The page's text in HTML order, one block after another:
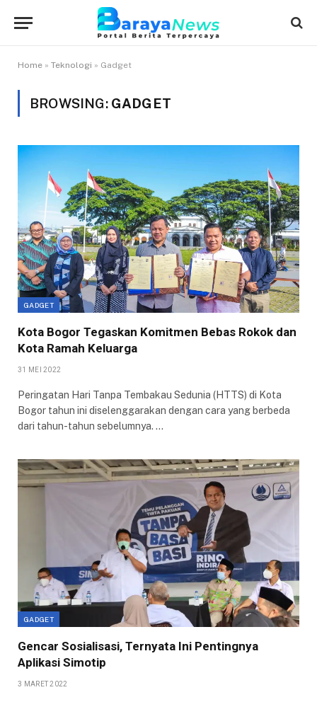
Home » Teknologi » Gadget
BROWSING: GADGET
GADGET
Kota Bogor Tegaskan Komitmen Bebas Rokok dan
Kota Ramah Keluarga
31 MEI 2022
Peringatan Hari Tanpa Tembakau Sedunia (HTTS) di Kota
Bogor tahun ini diselenggarakan dengan cara yang berbeda
dari tahun-tahun sebelumnya. …
GADGET
Gencar Sosialisasi, Ternyata Ini Pentingnya
Aplikasi Simotip
3 MARET 2022